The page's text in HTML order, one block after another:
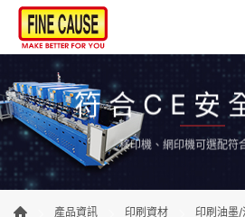
符合CE安
移印機、網印機可選配符
產品資訊 印刷資材
印刷油墨/